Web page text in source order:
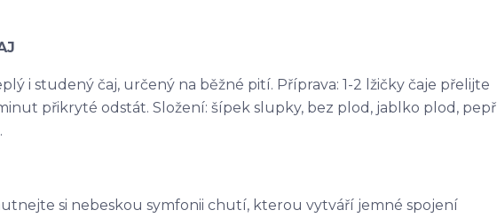
i studený čaj, určený na běžné pití. Příprava: 1-2 lžičky čaje přelijte
přikryté odstát. Složení: šípek slupky, bez plod, jablko plod, pepř
si nebeskou symfonii chutí, kterou vytváří jemné spojení